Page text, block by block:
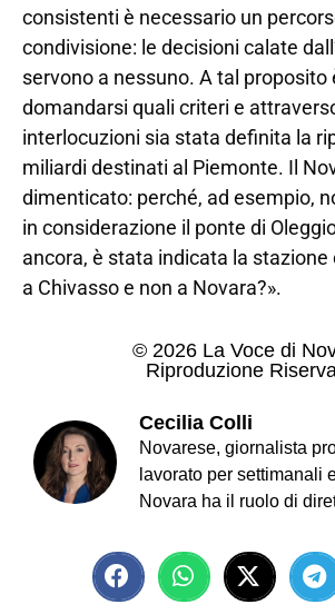
consistenti è necessario un
condivisione: le decisioni calate
servono a nessuno. A tal proposito
domandarsi quali criteri e
interlocuzioni sia stata definita la
miliardi destinati al Piemonte. Il
dimenticato: perché, ad esempio,
in considerazione il ponte di
ancora, è stata indicata la stazione
a Chivasso e non a Novara?».
© 2026 La Voce di
Riproduzione
Cecilia Colli
Novarese, giornalista
lavorato per settimanali
Novara ha il ruolo di